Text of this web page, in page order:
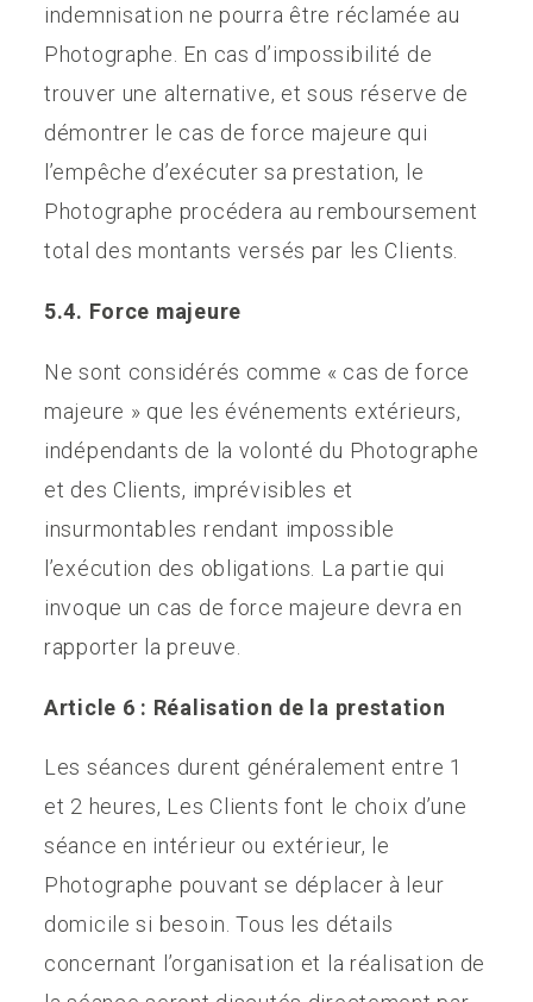
indemnisation ne pourra être réclamée au
Photographe. En cas d’impossibilité de
trouver une alternative, et sous réserve de
démontrer le cas de force majeure qui
l’empêche d’exécuter sa prestation, le
Photographe procédera au remboursement
total des montants versés par les Clients.
5.4. Force majeure
Ne sont considérés comme « cas de force
majeure » que les événements extérieurs,
indépendants de la volonté du Photographe
et des Clients, imprévisibles et
insurmontables rendant impossible
l’exécution des obligations. La partie qui
invoque un cas de force majeure devra en
rapporter la preuve.
Article 6 : Réalisation de la prestation
Les séances durent généralement entre 1
et 2 heures, Les Clients font le choix d’une
séance en intérieur ou extérieur, le
Photographe pouvant se déplacer à leur
domicile si besoin. Tous les détails
concernant l’organisation et la réalisation de